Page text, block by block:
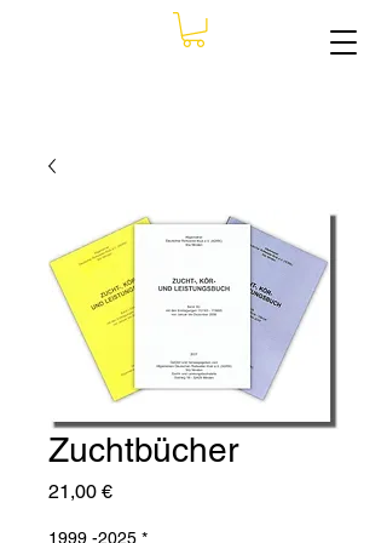
Zuchtbücher
21,00 €Preis
1999 -2025 *